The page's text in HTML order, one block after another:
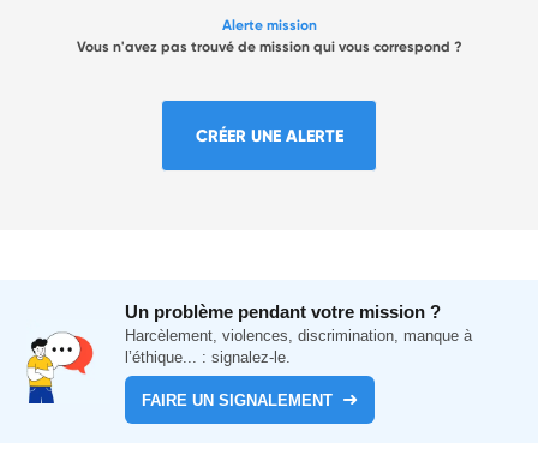
Alerte mission
Vous n'avez pas trouvé de mission qui vous correspond ?
CRÉER UNE ALERTE
Un problème pendant votre mission ?
Harcèlement, violences, discrimination, manque à
l’éthique... : signalez-le.
FAIRE UN SIGNALEMENT